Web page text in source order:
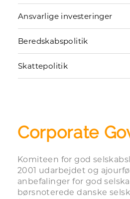
Ansvarlige investeringer
Beredskabspolitik
Skattepolitik
Corporate
Komiteen for god
2001 udarbejdet og
anbefalinger for god
børsnoterede danske